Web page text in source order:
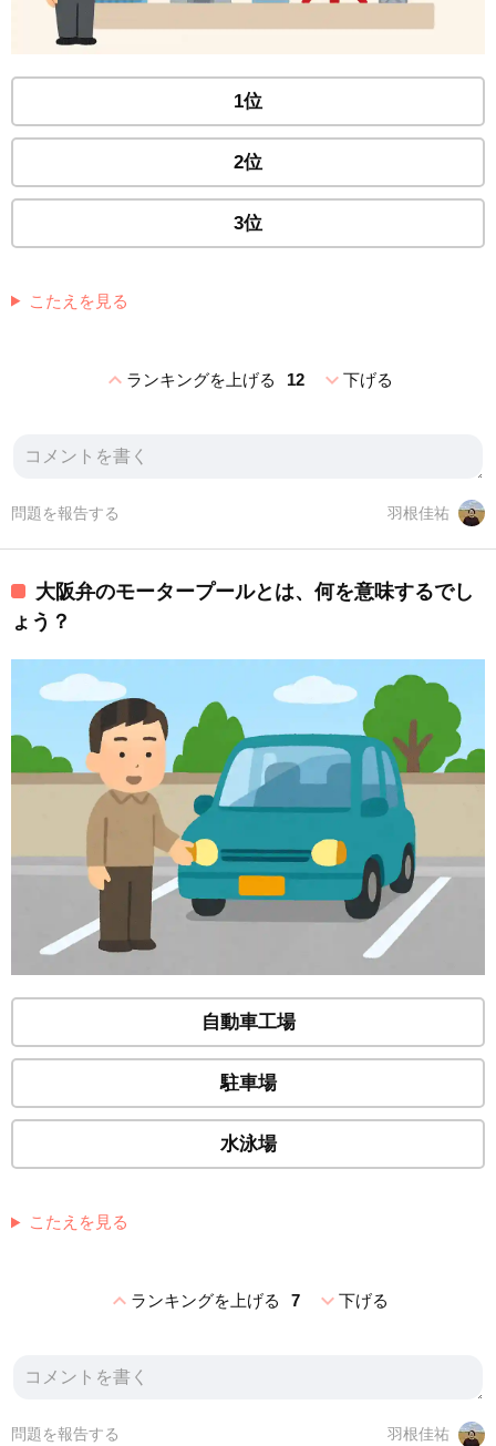
1位
2位
3位
こたえを見る
expand_lessランキングを上げる 12 expand_more下げる
羽根佳祐
問題を報告する
大阪弁のモータープールとは、何を意味するでし
ょう？
自動車工場
駐車場
水泳場
こたえを見る
expand_lessランキングを上げる 7 expand_more下げる
羽根佳祐
問題を報告する